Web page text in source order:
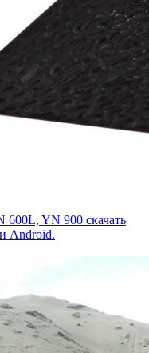
600L, YN 900 скачать
Android.